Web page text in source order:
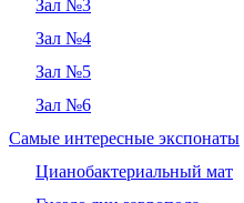
Зал №3
Зал №4
Зал №5
Зал №6
Самые интересные экспонаты
Цианобактериальный мат